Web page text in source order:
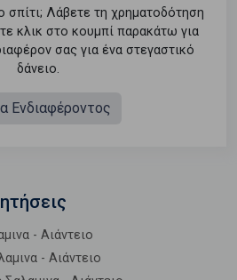
σπίτι; Λάβετε τη χρηματοδότηση
κλικ στο κουμπί παρακάτω για
σας για ένα στεγαστικό
δάνειο.
Ενδιαφέροντος
- Αιάντειο
- Αιάντειο